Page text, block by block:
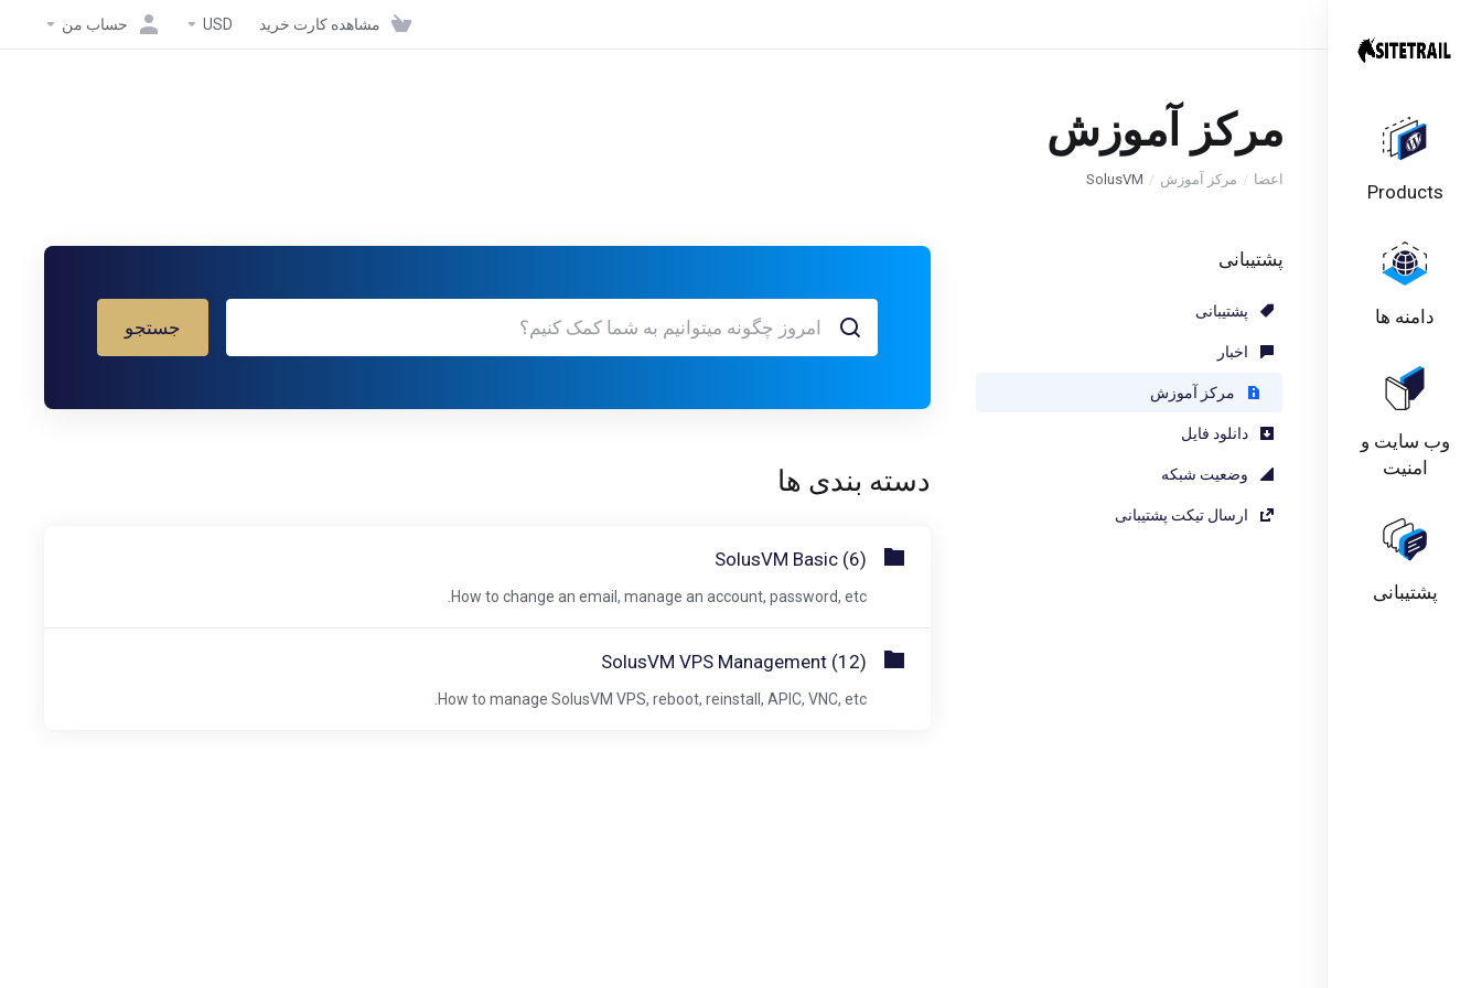
Products
دامنه ها
وب سایت و
امنیت
پشتیبانی
مشاهده کارت خرید USD حساب من
مرکز آموزش
اعضا مرکز آموزش SolusVM
پشتیبانی
پشتیبانی
اخبار
مرکز آموزش
دانلود فایل
وضعیت شبکه
ارسال تیکت پشتیبانی
جستجو
دسته بندی ها
SolusVM Basic (6)
How to change an email, manage an account, password, etc.
SolusVM VPS Management (12)
How to manage SolusVM VPS, reboot, reinstall, APIC, VNC, etc.